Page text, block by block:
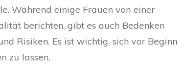
Während einige Frauen von einer
berichten, gibt es auch Bedenken
Risiken. Es ist wichtig, sich vor Beginn
zu lassen.